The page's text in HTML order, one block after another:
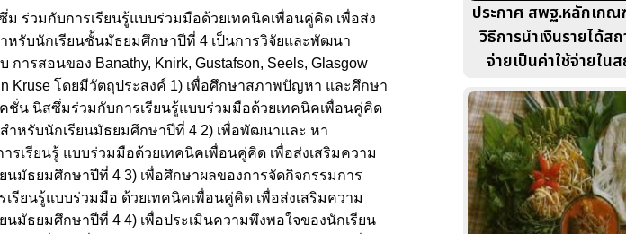
ร่วมกับการเรียนรู้แบบร่วมมือด้วยเทคนิคเพื่อนคู่คิด เพื่อส่ง
หรับนักเรียนชั้นมัธยมศึกษาปีที่ 4 เป็นการวิจัยและพัฒนา
รสอนของ Banathy, Knirk, Gustafson, Seels, Glasgow
Kruse โดยมีวัตถุประสงค์ 1) เพื่อศึกษาสภาพปัญหา และศึกษา
น นิสซึ่มร่วมกับการเรียนรู้แบบร่วมมือด้วยเทคนิคเพื่อนคู่คิด
ำหรับนักเรียนมัธยมศึกษาปีที่ 4 2) เพื่อพัฒนาและ หา
รียนรู้ แบบร่วมมือด้วยเทคนิคเพื่อนคู่คิด เพื่อส่งเสริมความ
มัธยมศึกษาปีที่ 4 3) เพื่อศึกษาผลของการจัดกิจกรรมการ
ยนรู้แบบร่วมมือ ด้วยเทคนิคเพื่อนคู่คิด เพื่อส่งเสริมความ
มัธยมศึกษาปีที่ 4 4) เพื่อประเมินความพึงพอใจของนักเรียน
ประกาศ สพฐ.หลักเกณ
วิธีการนำเงินรายได้ส
จ่ายเป็นค่าใช้จ่ายใน